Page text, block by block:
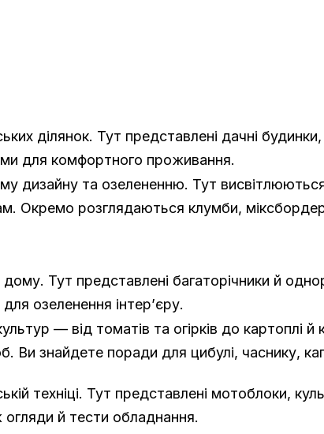
ділянок. Тут представлені дачні
для комфортного проживання.
дизайну та озелененню. Тут
Окремо розглядаються клумби,
Тут представлені багаторічники й
озеленення інтер’єру.
— від томатів та огірків до картоплі й
Ви знайдете поради для цибулі, часнику,
техніці. Тут представлені мотоблоки,
й тести обладнання.